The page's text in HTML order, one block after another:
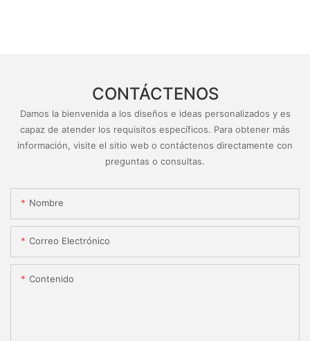
CONTÁCTENOS
Damos la bienvenida a los diseños e ideas personalizados y es
capaz de atender los requisitos específicos. Para obtener más
información, visite el sitio web o contáctenos directamente con
preguntas o consultas.
Nombre
Correo Electrónico
Contenido